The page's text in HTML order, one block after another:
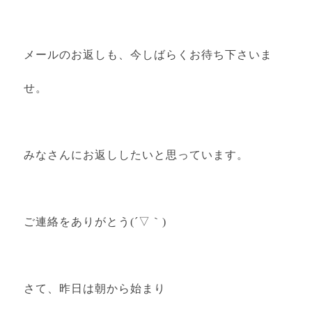
メールのお返しも、今しばらくお待ち下さいま
せ。
みなさんにお返ししたいと思っています。
ご連絡をありがとう(´▽｀)
さて、昨日は朝から始まり